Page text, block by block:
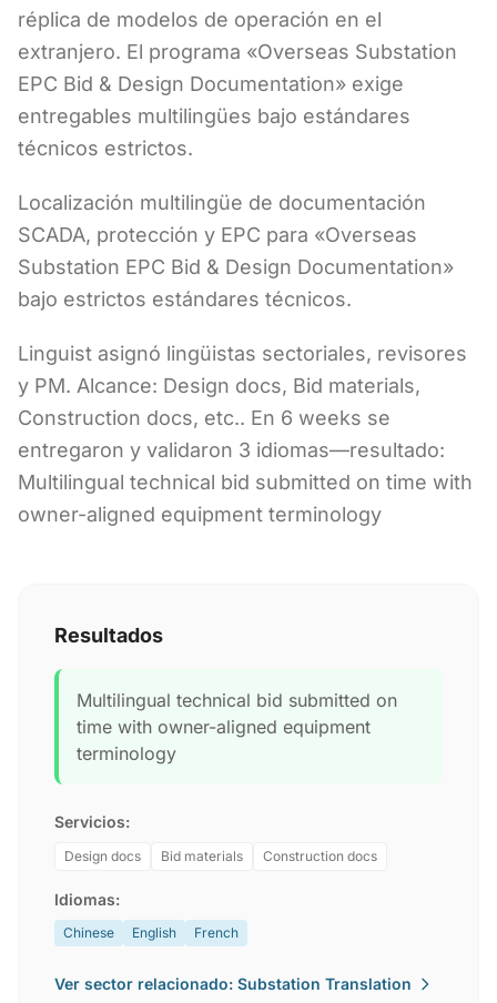
réplica de modelos de operación en el
extranjero. El programa «Overseas Substation
EPC Bid & Design Documentation» exige
entregables multilingües bajo estándares
técnicos estrictos.
Localización multilingüe de documentación
SCADA, protección y EPC para «Overseas
Substation EPC Bid & Design Documentation»
bajo estrictos estándares técnicos.
Linguist asignó lingüistas sectoriales, revisores
y PM. Alcance: Design docs, Bid materials,
Construction docs, etc.. En 6 weeks se
entregaron y validaron 3 idiomas—resultado:
Multilingual technical bid submitted on time with
owner-aligned equipment terminology
Resultados
Multilingual technical bid submitted on
time with owner-aligned equipment
terminology
Servicios:
Design docs Bid materials Construction docs
Idiomas:
Chinese English French
Ver sector relacionado: Substation Translation